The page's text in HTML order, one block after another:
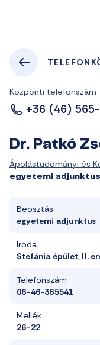
Központi telefonszám
+36 (46)
Dr. Patkó
Ápolástudományi és
egyetemi adjunktus
Beosztás
egyetemi adjunktus
Iroda
Stefánia épület, II.
Telefonszám
06-46-365541
Mellék
26-22